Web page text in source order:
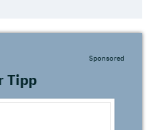
Tipp
Sponsored